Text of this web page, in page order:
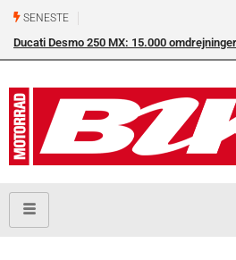
SENESTE
Ducati Desmo 250 MX: 15.000